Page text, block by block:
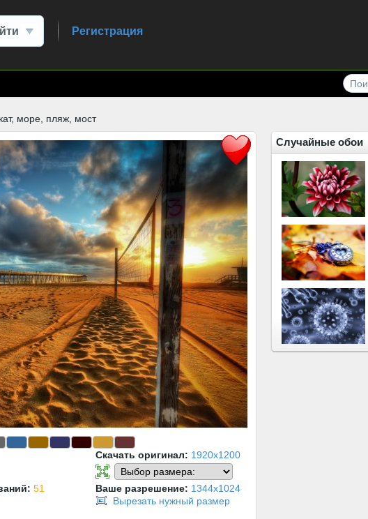
Регистрация
море, пляж, мост
51
Скачать оригинал: 1920x1200
Ваше разрешение: 1344x1024
Вырезать нужный размер
Случайные обои